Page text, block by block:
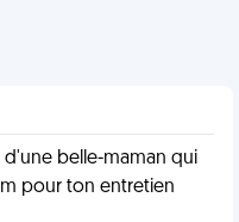
d'une belle-maman qui
pour ton entretien